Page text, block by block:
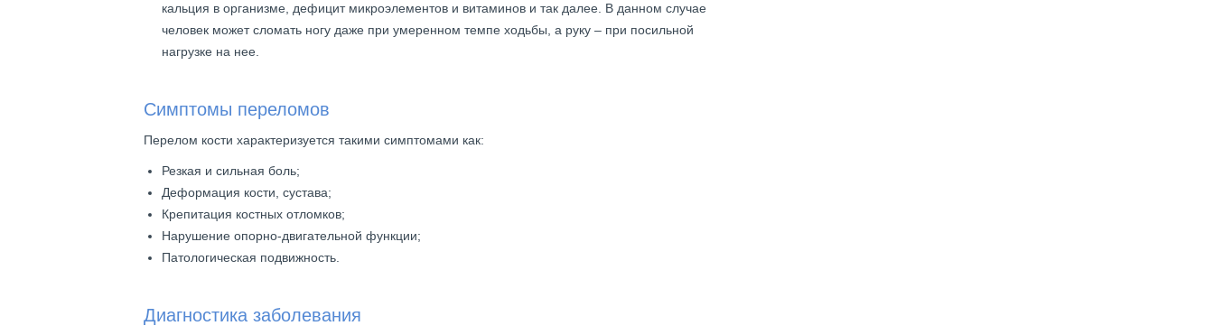
кальция в организме, дефицит микроэлементов и витаминов и так далее. В данном случае
человек может сломать ногу даже при умеренном темпе ходьбы, а руку – при посильной
нагрузке на нее.
Симптомы переломов
Перелом кости характеризуется такими симптомами как:
Резкая и сильная боль;
Деформация кости, сустава;
Крепитация костных отломков;
Нарушение опорно-двигательной функции;
Патологическая подвижность.
Диагностика заболевания